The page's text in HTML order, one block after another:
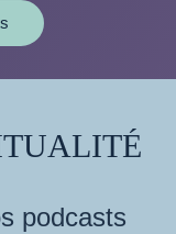
podcasts